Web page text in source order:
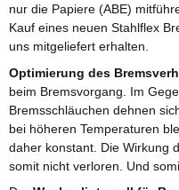
nur die Papiere (ABE)
Kauf eines neuen Stahlflex
uns mitgeliefert erhalten.
Optimierung des
beim Bremsvorgang. Im
Bremsschläuchen dehnen
bei höheren Temperaturen
daher konstant. Die Wirkung
somit nicht verloren. Und